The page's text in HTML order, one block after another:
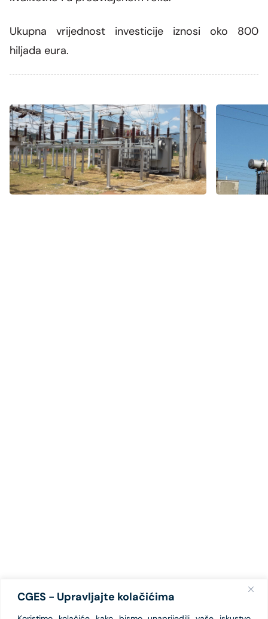
CGES - Upravljajte kolačićima
Ukupna vrijednost investicije iznosi oko 800
hiljada eura.